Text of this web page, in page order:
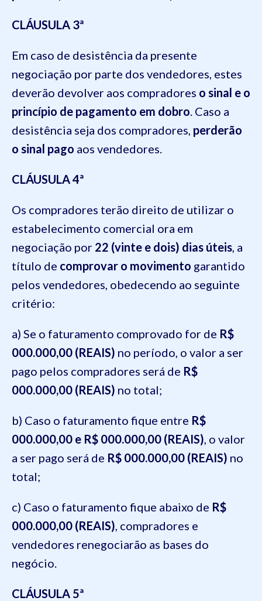
CLÁUSULA 3ª
Em caso de desistência da presente
negociação por parte dos vendedores, estes
deverão devolver aos compradores o sinal e o
princípio de pagamento em dobro. Caso a
desistência seja dos compradores, perderão
o sinal pago aos vendedores.
CLÁUSULA 4ª
Os compradores terão direito de utilizar o
estabelecimento comercial ora em
negociação por 22 (vinte e dois) dias úteis, a
título de comprovar o movimento garantido
pelos vendedores, obedecendo ao seguinte
critério:
a) Se o faturamento comprovado for de R$
000.000,00 (REAIS) no período, o valor a ser
pago pelos compradores será de R$
000.000,00 (REAIS) no total;
b) Caso o faturamento fique entre R$
000.000,00 e R$ 000.000,00 (REAIS), o valor
a ser pago será de R$ 000.000,00 (REAIS) no
total;
c) Caso o faturamento fique abaixo de R$
000.000,00 (REAIS), compradores e
vendedores renegociarão as bases do
negócio.
CLÁUSULA 5ª